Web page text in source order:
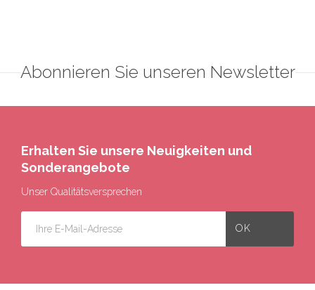
Abonnieren Sie unseren Newsletter
Erhalten Sie unsere Neuigkeiten und
Sonderangebote
Unser Qualitätsversprechen